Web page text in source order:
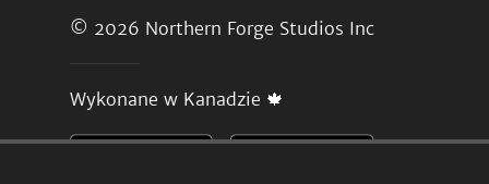
© 2026 Northern Forge Studios Inc
Wykonane w Kanadzie 🍁